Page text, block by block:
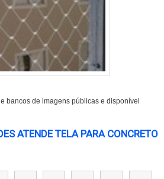
bancos de imagens públicas e disponível
ATENDE TELA PARA CONCRETO